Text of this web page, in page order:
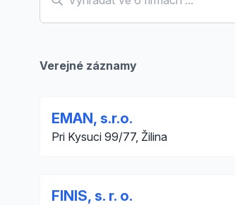
Verejné záznamy
EMAN, s.r.o.
Pri Kysuci 99/77, Žilina
FINIS, s. r. o.